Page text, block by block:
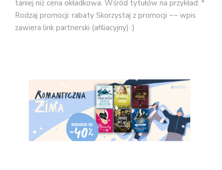
taniej niż cena okładkowa. Wśród tytułów na przykład: *
Rodzaj promocji: rabaty Skorzystaj z promocji ~~ wpis
zawiera link partnerski (afiliacyjny) :)